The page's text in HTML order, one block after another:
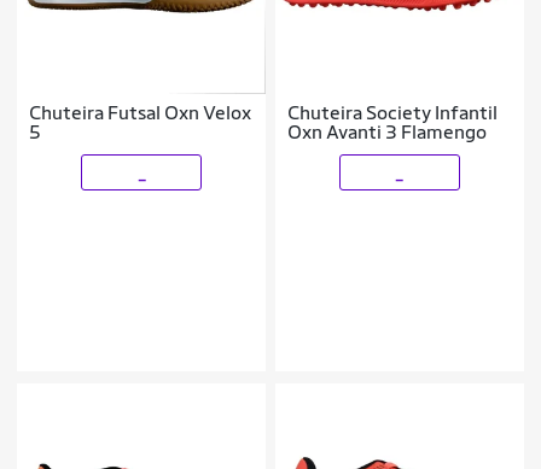
Chuteira Futsal Oxn Velox
5
Chuteira Society Infantil
Oxn Avanti 3 Flamengo